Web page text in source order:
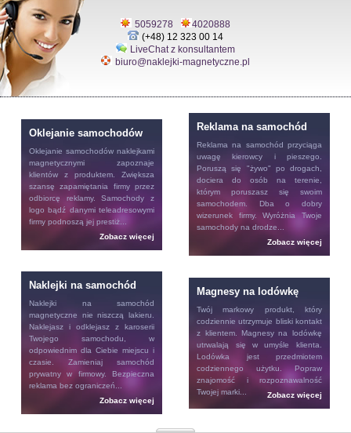
5059278
4020888
(+48) 12 323 00 14
LiveChat z konsultantem
biuro@naklejki-magnetyczne.pl
Oklejanie samochodów
Oklejanie samochodów naklejkami
magnetycznymi zapoznaje
klientów z produktem. Zwiększa
szansę zapamiętania firmy przez
odbiorcę reklamy. Samochody z
logo bądź danymi teleadresowymi
firmy podnoszą jej prestiż...
Zobacz więcej
Reklama na samochód
Reklama na samochód przyciąga
uwagę kierowcy i pieszego.
Poruszą się "żywo" po drogach,
dociera do osób na terenie,
którym poruszasz się swoim
samochodem. Dba o dobry
wizerunek firmy. Wyróżnia Twoje
samochody na drodze...
Zobacz więcej
Naklejki na samochód
Naklejki na samochód
magnetyczne nie niszczą lakieru.
Naklejasz i odklejasz z karoserii
Twojego samochodu, w
odpowiednim dla Ciebie miejscu i
czasie. Zamieniaj samochód
prywatny w firmowy. Bezpieczna
reklama bez ograniczeń...
Zobacz więcej
Magnesy na lodówkę
Twój markowy produkt, który
codziennie utrzymuje bliski kontakt
z klientem. Magnesy na lodówkę
utrwalają się w umyśle klienta.
Lodówka jest przedmiotem
codziennego użytku. Popraw
znajomość i rozpoznawalność
Twojej marki...
Zobacz więcej